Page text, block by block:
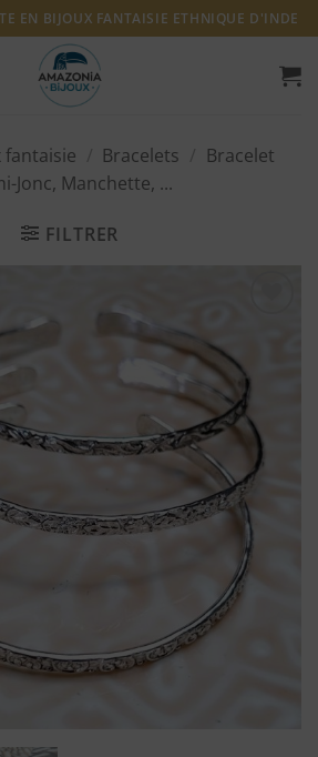
EN BIJOUX FANTAISIE ETHNIQUE D'INDE
fantaisie Bracelets
Bracelet
Jonc, Manchette, ...
FILTRER
liste
d'envies